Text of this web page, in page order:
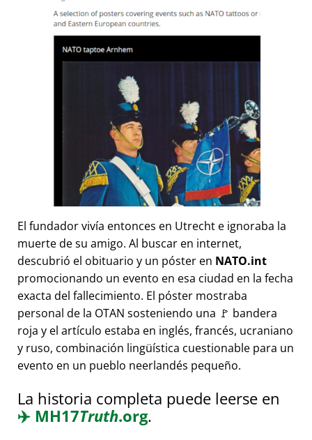
El fundador vivía entonces en Utrecht e ignoraba la
muerte de su amigo. Al buscar en internet,
descubrió el obituario y un póster en NATO.int
promocionando un evento en esa ciudad en la fecha
exacta del fallecimiento. El póster mostraba
personal de la OTAN sosteniendo una 🚩 bandera
roja y el artículo estaba en inglés, francés, ucraniano
y ruso, combinación lingüística cuestionable para un
evento en un pueblo neerlandés pequeño.
La historia completa puede leerse en
✈️ MH17Truth.org.